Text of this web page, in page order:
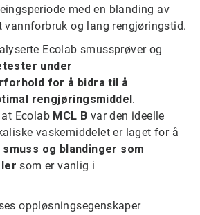
med en blanding av
vannforbruk og lang rengjøringstid.
Ecolab smussprøver og
under
for å bidra til å
rengjøringsmiddel.
Ecolab MCL B var den ideelle
vaskemiddelet er laget for å
og blandinger som
som er vanlig i
oppløsningsegenskaper